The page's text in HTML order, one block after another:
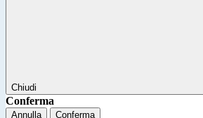
Chiudi
Conferma
Annulla Conferma